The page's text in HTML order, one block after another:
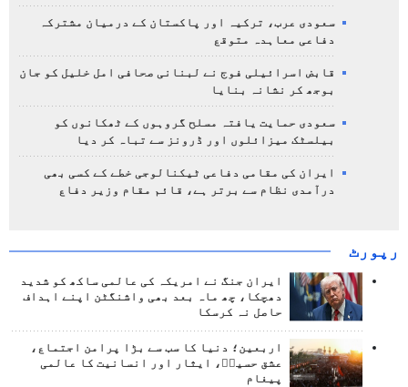
سعودی عرب، ترکیہ اور پاکستان کے درمیان مشترکہ
دفاعی معاہدہ متوقع
قابض اسرائیلی فوج نے لبنانی صحافی امل خلیل کو جان
بوجھ کر نشانہ بنایا
سعودی حمایت یافتہ مسلح گروہوں کے ٹھکانوں کو
بیلسٹک میزائلوں اور ڈرونز سے تباہ کر دیا
ایران کی مقامی دفاعی ٹیکنالوجی خطے کے کسی بھی
درآمدی نظام سے برتر ہے، قائم مقام وزیر دفاع
رپورٹ
ایران جنگ نے امریکہ کی عالمی ساکھ کو شدید
دھچکا، چھ ماہ بعد بھی واشنگٹن اپنے اہداف
حاصل نہ کرسکا
اربعین؛ دنیا کا سب سے بڑا پرامن اجتماع،
عشق حسینؑ، ایثار اور انسانیت کا عالمی
پیغام